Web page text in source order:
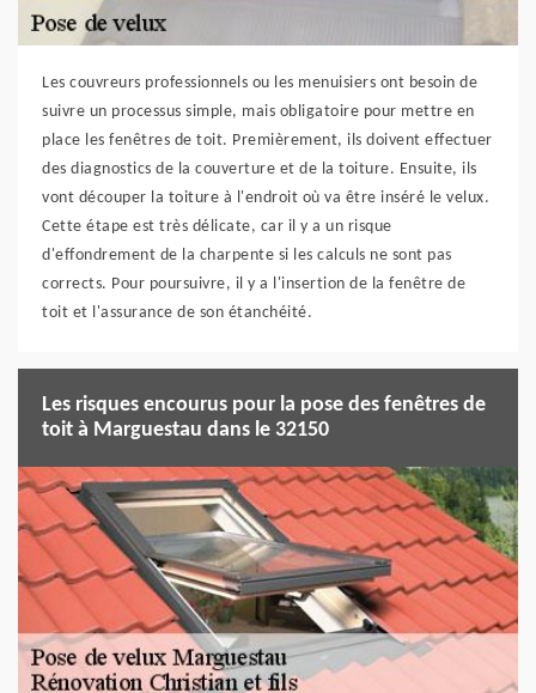
Les couvreurs professionnels ou les menuisiers ont besoin de
suivre un processus simple, mais obligatoire pour mettre en
place les fenêtres de toit. Premièrement, ils doivent effectuer
des diagnostics de la couverture et de la toiture. Ensuite, ils
vont découper la toiture à l'endroit où va être inséré le velux.
Cette étape est très délicate, car il y a un risque
d'effondrement de la charpente si les calculs ne sont pas
corrects. Pour poursuivre, il y a l'insertion de la fenêtre de
toit et l'assurance de son étanchéité.
Les risques encourus pour la pose des fenêtres de
toit à Marguestau dans le 32150